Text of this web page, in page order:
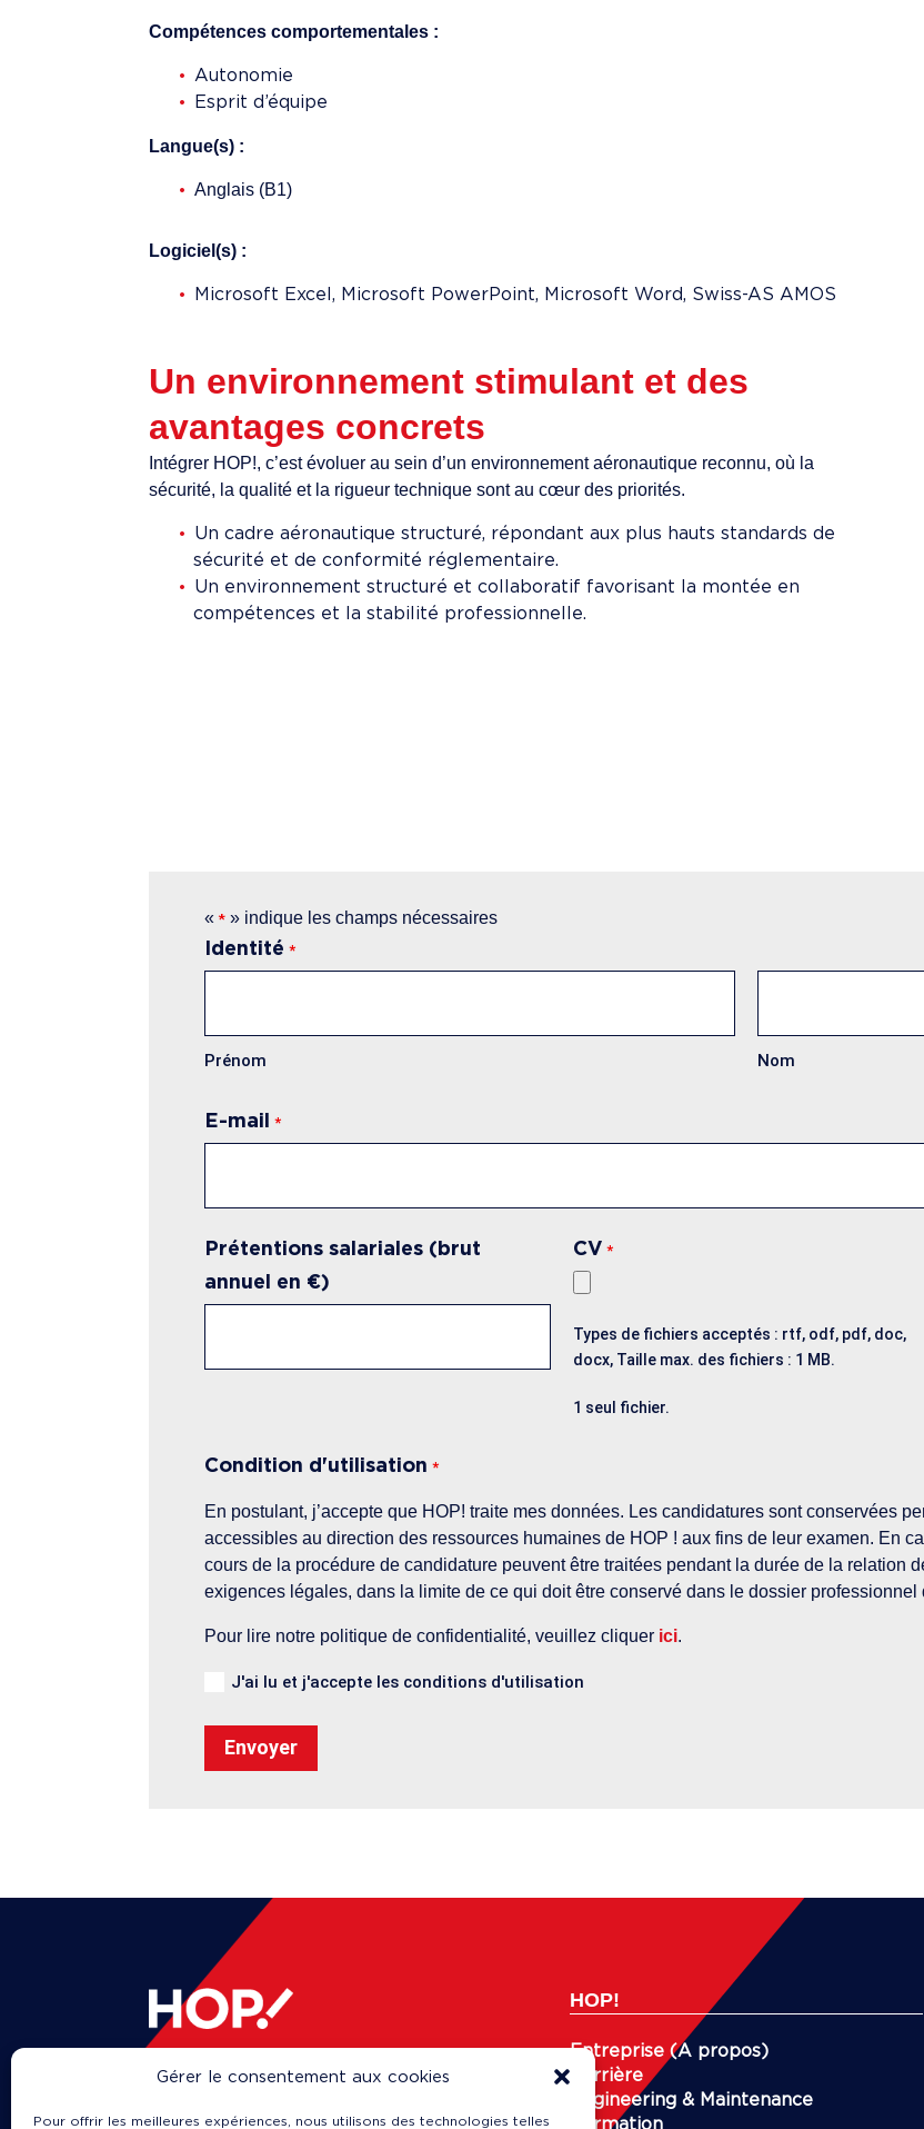
Gérer le consentement aux cookies
Pour offrir les meilleures expériences, nous utilisons des technologies telles
Compétences comportementales :
Autonomie
Esprit d’équipe
Langue(s) :
Anglais (B1)
Logiciel(s) :
Microsoft Excel, Microsoft PowerPoint, Microsoft Word, Swiss-AS AMOS
Un environnement stimulant et des
avantages concrets
Intégrer HOP!, c’est évoluer au sein d’un environnement aéronautique reconnu, où la
sécurité, la qualité et la rigueur technique sont au cœur des priorités.
Un cadre aéronautique structuré, répondant aux plus hauts standards de
sécurité et de conformité réglementaire.
Un environnement structuré et collaboratif favorisant la montée en
compétences et la stabilité professionnelle.
«* » indique les champs nécessaires
Identité *
Prénom Nom
E-mail *
Prétentions salariales (brut
annuel en €)
CV *
Types de fichiers acceptés : rtf, odf, pdf, doc,
docx, Taille max. des fichiers : 1 MB.
1 seul fichier.
Condition d'utilisation *
En postulant, j’accepte que HOP! traite mes données. Les candidatures sont conservées
accessibles au direction des ressources humaines de HOP ! aux fins de leur examen. En
cours de la procédure de candidature peuvent être traitées pendant la durée de la relation
exigences légales, dans la limite de ce qui doit être conservé dans le dossier professionnel
Pour lire notre politique de confidentialité, veuillez cliquer ici.
J'ai lu et j'accepte les conditions d'utilisation
Politique de confidentialité
Mentions légales
HOP!
Entreprise (A propos)
Carrière
Engineering & Maintenance
Formation